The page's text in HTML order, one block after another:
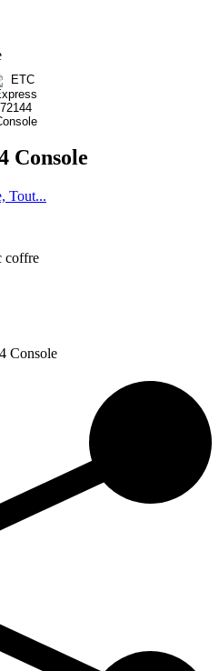
Console
Tout...
coffre
Console